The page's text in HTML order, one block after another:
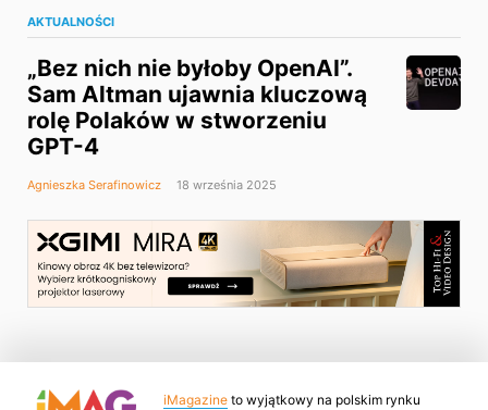
AKTUALNOŚCI
„Bez nich nie byłoby OpenAI”.
Sam Altman ujawnia kluczową
rolę Polaków w stworzeniu
GPT-4
Agnieszka Serafinowicz 18 września 2025
iMagazine to wyjątkowy na polskim rynku